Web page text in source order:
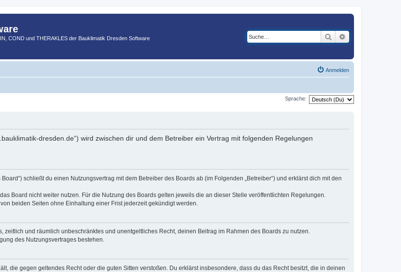
COND und THERAKLES der Bauklimatik Dresden Software
Suche
Anmelden
Sprache:
dresden.de“) wird zwischen dir und dem Betreiber ein Vertrag mit folgenden Regelungen
schließt du einen Nutzungsvertrag mit dem Betreiber des Boards ab (im Folgenden „Betreiber“) und erklärst dich mit den
Board nicht weiter nutzen. Für die Nutzung des Boards gelten jeweils die an dieser Stelle veröffentlichten Regelungen.
beiden Seiten ohne Einhaltung einer Frist jederzeit gekündigt werden.
zeitlich und räumlich unbeschränktes und unentgeltliches Recht, deinen Beitrag im Rahmen des Boards zu nutzen.
des Nutzungsvertrages bestehen.
die gegen geltendes Recht oder die guten Sitten verstoßen. Du erklärst insbesondere, dass du das Recht besitzt, die in deinen